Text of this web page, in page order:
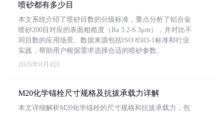
喷砂都有多少目
本文系统介绍了喷砂目数的分级标准，重点分析了铝合金
喷砂200目对应的表面粗糙度（Ra 3.2-6.3μm），并对比不
同目数的应用场景。数据来源包括ISO 8503-1标准和行业
实践，帮助用户根据需求选择合适的喷砂参数。
2026年8月4日
M20化学锚栓尺寸规格及抗拔承载力详解
本文详细解析M20化学锚栓的尺寸规格和抗拔承载力，包